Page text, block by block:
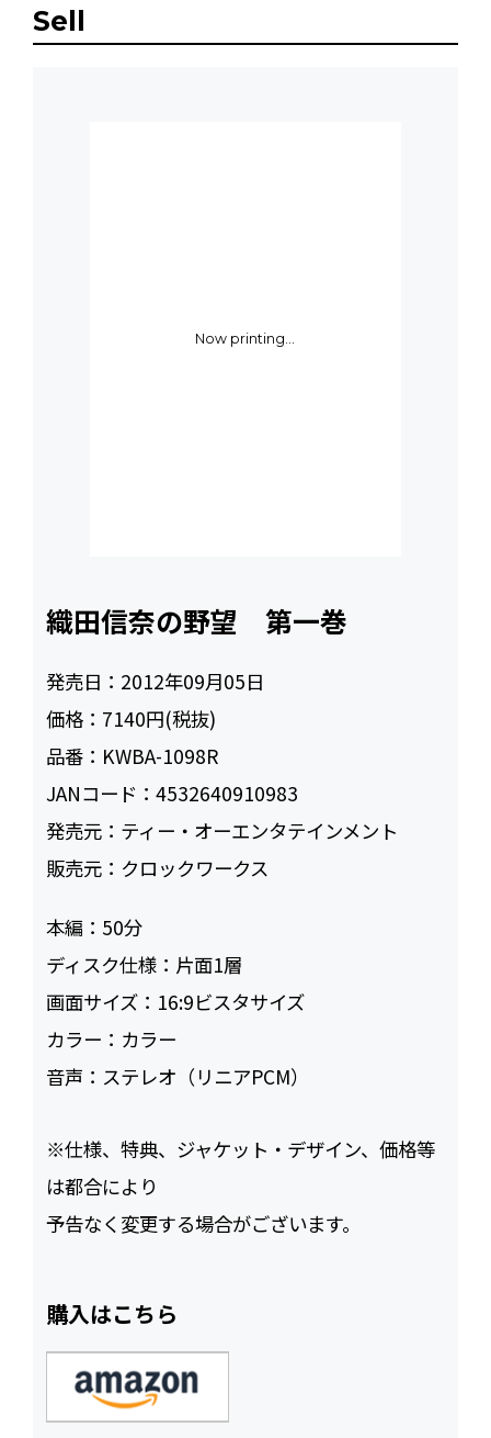
Sell
Now printing...
織田信奈の野望 第一巻
発売日： 2012年09月05日
価格： 7140円(税抜)
品番： KWBA-1098R
JANコード：4532640910983
発売元： ティー・オーエンタテインメント
販売元： クロックワークス
本編： 50
ディスク仕様： 片面1層
画面サイズ： 16:9ビスタサイズ
カラー： カラー
音声： ステレオ（リニアPCM）
※仕様、特典、ジャケット・デザイン、価格等
は都合により
予告なく変更する場合がございます。
購入はこちら